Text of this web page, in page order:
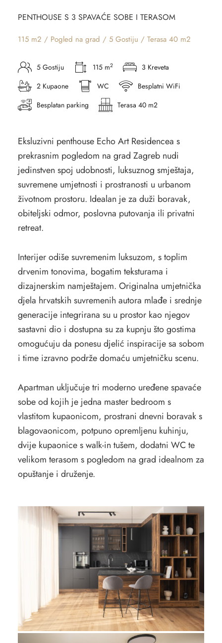
PENTHOUSE S 3 SPAVAĆE SOBE I TERASOM
115 m2 / Pogled na grad / 5 Gostiju / Terasa 40 m2
5 Gostiju 115 m2
3 Kreveta
2 Kupaone
WC
Besplatni WiFi
Besplatan parking
Terasa 40 m2
Eksluzivni penthouse Echo Art Residencea s
prekrasnim pogledom na grad Zagreb nudi
jedinstven spoj udobnosti, luksuznog smještaja,
suvremene umjetnosti i prostranosti u urbanom
životnom prostoru. Idealan je za duži boravak,
obiteljski odmor, poslovna putovanja ili privatni
retreat.
Interijer odiše suvremenim luksuzom, s toplim
drvenim tonovima, bogatim teksturama i
dizajnerskim namještajem. Originalna umjetnička
djela hrvatskih suvremenih autora mlađe i srednje
generacije integrirana su u prostor kao njegov
sastavni dio i dostupna su za kupnju što gostima
omogućuju da ponesu djelić inspiracije sa sobom
i time izravno podrže domaću umjetničku scenu.
Apartman uključuje tri moderno uređene spavaće
sobe od kojih je jedna master bedroom s
vlastitom kupaonicom, prostrani dnevni boravak s
blagovaonicom, potpuno opremljenu kuhinju,
dvije kupaonice s walk-in tušem, dodatni WC te
velikom terasom s pogledom na grad idealnom za
opuštanje i druženje.